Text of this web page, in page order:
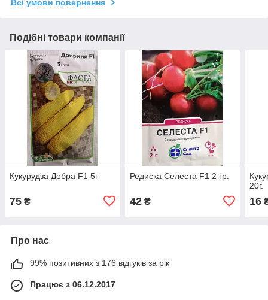
Всі умови повернення
Подібні товари компанії
Кукурудза Добра F1 5г
75 ₴
Редиска Селеста F1 2 гр.
42₴
20г.
16
Про нас
99% позитивних з 176 відгуків за рік
Працює з 06.12.2017